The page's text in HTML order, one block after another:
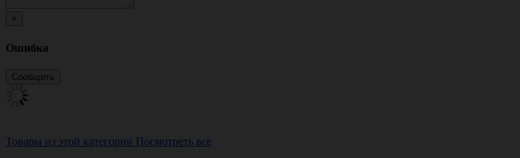
×
Ошибка
Товары из этой категории Посмотреть все